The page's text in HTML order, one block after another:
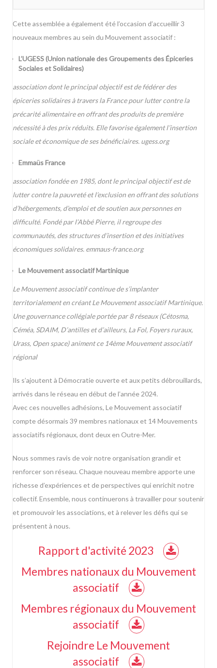
Cette assemblée a également été l’occasion d’accueillir 3
nouveaux membres au sein du Mouvement associatif :
L’UGESS (Union nationale des Groupements des Épiceries
Sociales et Solidaires)
association dont le principal objectif est de fédérer des
épiceries solidaires à travers la France pour lutter contre la
précarité alimentaire en offrant des produits de première
nécessité à des prix réduits. Elle favorise également l’insertion
sociale et économique de ses bénéficiaires. ugess.org
Emmaüs France
association fondée en 1985, dont le principal objectif est de
lutter contre la pauvreté et l’exclusion en offrant des solutions
d’hébergements, d’emploi et de soutien aux personnes en
difficulté. Fondé par l’Abbé Pierre, il regroupe des
communautés, des structures d’insertion et des initiatives
économiques solidaires. emmaus-france.org
Le Mouvement associatif Martinique
Le Mouvement associatif continue de s’implanter
territorialement en créant Le Mouvement associatif Martinique.
Une gouvernance collégiale portée par 8 réseaux (Cétosma,
Céméa, SDAIM, D’antilles et d’ailleurs, La Fol, Foyers ruraux,
Urass, Open space) animent ce 14ème Mouvement associatif
régional
Ils s’ajoutent à Démocratie ouverte et aux petits débrouillards,
arrivés dans le réseau en début de l’année 2024.
Avec ces nouvelles adhésions, Le Mouvement associatif
compte désormais 39 membres nationaux et 14 Mouvements
associatifs régionaux, dont deux en Outre-Mer.
Nous sommes ravis de voir notre organisation grandir et
renforcer son réseau. Chaque nouveau membre apporte une
richesse d’expériences et de perspectives qui enrichit notre
collectif. Ensemble, nous continuerons à travailler pour soutenir
et promouvoir les associations, et à relever les défis qui se
présentent à nous.
Rapport d'activité 2023
Membres nationaux du Mouvement
associatif
Membres régionaux du Mouvement
associatif
Rejoindre Le Mouvement
associatif